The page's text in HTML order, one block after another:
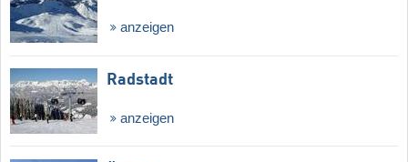
anzeigen
Radstadt
anzeigen